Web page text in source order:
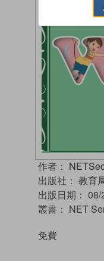
作者：
出版社： 教育
出版日期： 08/
叢書： NET
免費